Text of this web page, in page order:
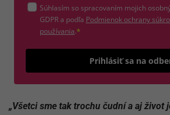
Súhlasím so spracovaním mojich
GDPR a podľa Podmienok ochrany
používania(otvorí sa v novom okne)
.*
Prihlásiť sa na
„Všetci sme tak trochu čudní a aj život